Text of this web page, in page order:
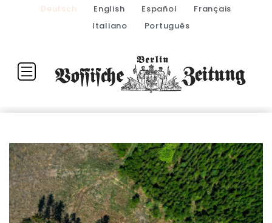
Deutsch English Español
Français
Italiano
Português